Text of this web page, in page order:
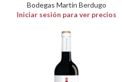
Bodegas Martin Berdugo
Iniciar sesión para ver precios